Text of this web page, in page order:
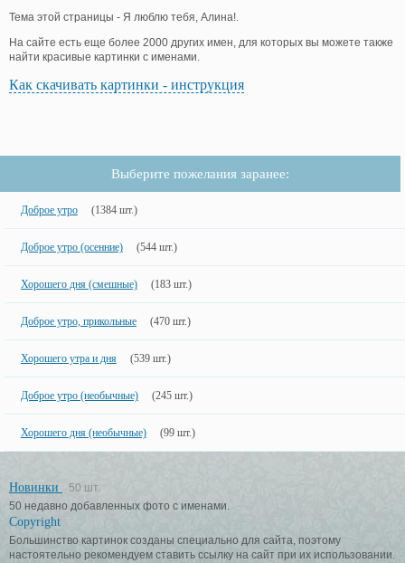
Тема этой страницы - Я люблю тебя, Алина!.
На сайте есть еще более 2000 других имен, для которых вы можете также
найти красивые картинки с именами.
Как скачивать картинки - инструкция
Выберите пожелания заранее:
Доброе утро (1384 шт.)
Доброе утро (осенние) (544 шт.)
Хорошего дня (смешные) (183 шт.)
Доброе утро, прикольные (470 шт.)
Хорошего утра и дня (539 шт.)
Доброе утро (необычные) (245 шт.)
Хорошего дня (необычные) (99 шт.)
Новинки
50 шт.
50 недавно добавленных фото с именами.
Copyright
Большинство картинок созданы специально для сайта, поэтому
настоятельно рекомендуем ставить ссылку на сайт при их использовании.